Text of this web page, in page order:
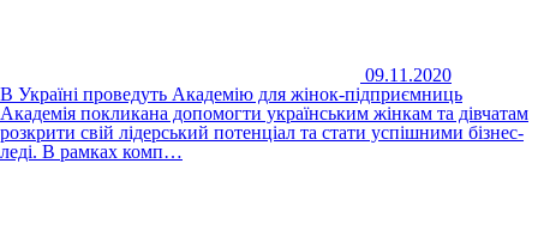
09.11.2020
В Україні проведуть Академію для жінок-підприємниць
Академія покликана допомогти українським жінкам та дівчатам
розкрити свій лідерський потенціал та стати успішними бізнес-
леді. В рамках комп…